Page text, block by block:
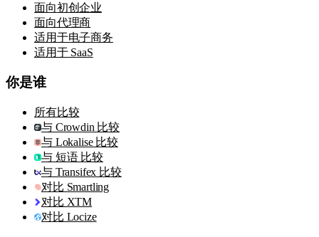
面向初创企业
面向代理商
适用于电子商务
适用于 SaaS
你是谁
所有比较
与 Crowdin 比较
与 Lokalise 比较
与 短语 比较
与 Transifex 比较
对比 Smartling
对比 XTM
对比 Locize